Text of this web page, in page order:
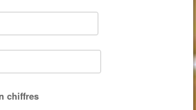
chiffres